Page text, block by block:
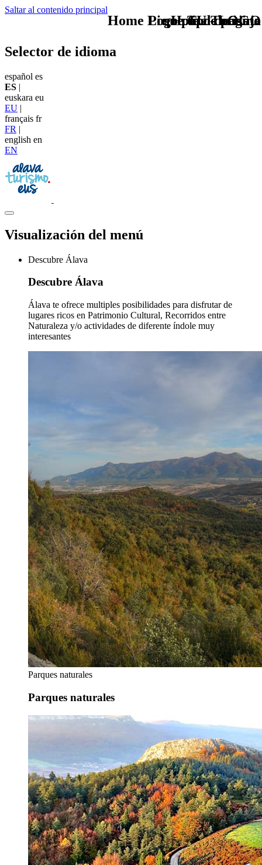
Saltar al contenido principal
TU - LOGO
Selector de idioma
español es
ES |
euskara eu
EU |
français fr
FR |
english en
EN
Visualización del menú
Descubre Álava
Descubre Álava
Álava te ofrece multiples posibilidades para disfrutar de
lugares ricos en Patrimonio Cultural, Recorridos entre
Naturaleza y/o actividades de diferente índole muy
interesantes
Parques naturales
Parques naturales
que tipo de viaje
Home Logo pie de página
Pie Home Turismo